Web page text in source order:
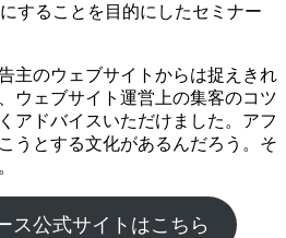
することを目的にしたセミナー
主のウェブサイトからは捉えきれ
ウェブサイト運営上の集客のコツ
アドバイスいただけました。アフ
うとする文化があるんだろう。そ
ス公式サイトはこちら